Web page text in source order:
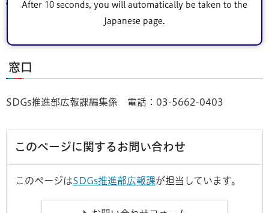
After 10 seconds, you will automatically be taken to the
Japanese page.
視覚障害者の方。
窓口
SDGs推進部広報課編集係 電話：03-5662-0403
このページに関するお問い合わせ
このページはSDGs推進部広報課が担当しています。